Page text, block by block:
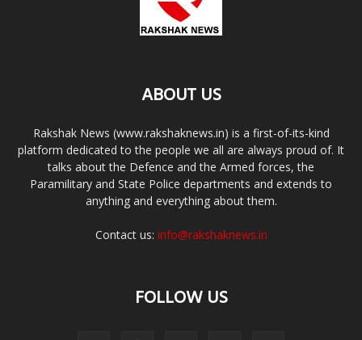
ABOUT US
Rakshak News (www.rakshaknews.in) is a first-of-its-kind
platform dedicated to the people we all are always proud of. It
talks about the Defence and the Armed forces, the
Paramilitary and State Police departments and extends to
anything and everything about them.
Contact us: info@rakshaknews.in
FOLLOW US